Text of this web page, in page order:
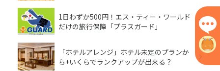
1日わずか500円！エス・ティー・ワールド
だけの旅行保障「プラスガード」
「ホテルアレンジ」ホテル未定のプランか
ら+いくらでランクアップが出来る？